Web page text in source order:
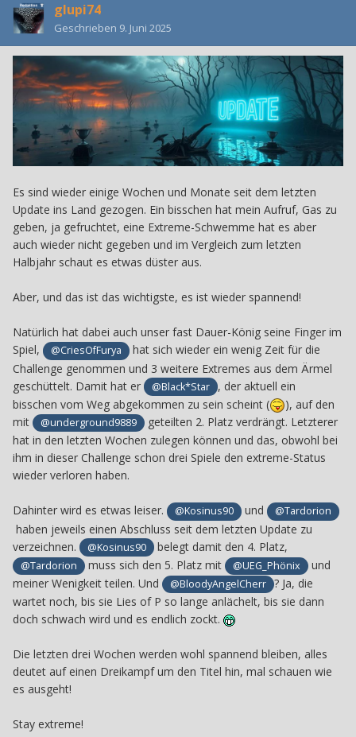
glupi74
Geschrieben 9. Juni 2025
Es sind wieder einige Wochen und Monate seit dem letzten
Update ins Land gezogen. Ein bisschen hat mein Aufruf, Gas zu
geben, ja gefruchtet, eine Extreme-Schwemme hat es aber
auch wieder nicht gegeben und im Vergleich zum letzten
Halbjahr schaut es etwas düster aus.
Aber, und das ist das wichtigste, es ist wieder spannend!
Natürlich hat dabei auch unser fast Dauer-König seine Finger im
Spiel,
@CriesOfFurya
hat sich wieder ein wenig Zeit für die
Challenge genommen und 3 weitere Extremes aus dem Ärmel
geschüttelt. Damit hat er
@Black*Star
, der aktuell ein
bisschen vom Weg abgekommen zu sein scheint (
), auf den
mit
@underground9889
geteilten 2. Platz verdrängt. Letzterer
hat in den letzten Wochen zulegen können und das, obwohl bei
ihm in dieser Challenge schon drei Spiele den extreme-Status
wieder verloren haben.
Dahinter wird es etwas leiser. @Kosinus90 und @Tardorion
haben jeweils einen Abschluss seit dem letzten Update zu
verzeichnen.
@Kosinus90 belegt damit den 4. Platz,
@Tardorion muss sich den 5. Platz mit @UEG_Phönix
und
meiner Wenigkeit teilen. Und
@BloodyAngelCherr ? Ja, die
wartet noch, bis sie Lies of P so lange anlächelt, bis sie dann
doch schwach wird und es endlich zockt.
Die letzten drei Wochen werden wohl spannend bleiben, alles
deutet auf einen Dreikampf um den Titel hin, mal schauen wie
es ausgeht!
Stay extreme!